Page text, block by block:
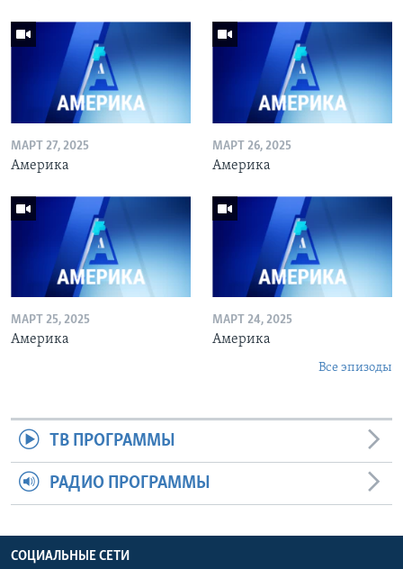
МАРТ 27, 2025
Америка
МАРТ 26, 2025
Америка
МАРТ 25, 2025
Америка
МАРТ 24, 2025
Америка
Все эпизоды
ТВ ПРОГРАММЫ
РАДИО ПРОГРАММЫ
СОЦИАЛЬНЫЕ СЕТИ